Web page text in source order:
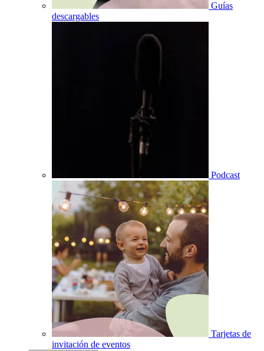
Guías
descargables
Podcast
Tarjetas de
invitación de eventos